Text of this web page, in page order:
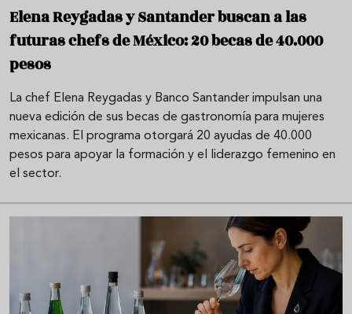
Elena Reygadas y Santander buscan a las
futuras chefs de México: 20 becas de 40.000
pesos
La chef Elena Reygadas y Banco Santander impulsan una
nueva edición de sus becas de gastronomía para mujeres
mexicanas. El programa otorgará 20 ayudas de 40.000
pesos para apoyar la formación y el liderazgo femenino en
el sector.